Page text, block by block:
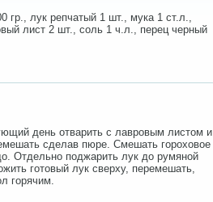
гр., лук репчатый 1 шт., мука 1 ст.л.,
лист 2 шт., соль 1 ч.л., перец черный
день отварить с лавровым листом и
сделав пюре. Смешать гороховое
Отдельно поджарить лук до румяной
готовый лук сверху, перемешать,
горячим.